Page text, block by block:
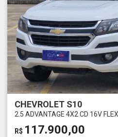
CHEVROLET S10
2.5 ADVANTAGE 4X2 CD 16V
R$ 117.900,00